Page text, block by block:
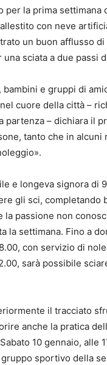
per la prima
con neve
un buon afflusso
sciata a due passi
e gruppi di
cuore della città –
partenza – dichiara il
tanto che in alcuni
e longeva signora di
gli sci, completando
la passione non
la settimana. Fino a
con servizio di
sarà possibile
il tracciato
anche la pratica
10 gennaio, alle
sportivo della